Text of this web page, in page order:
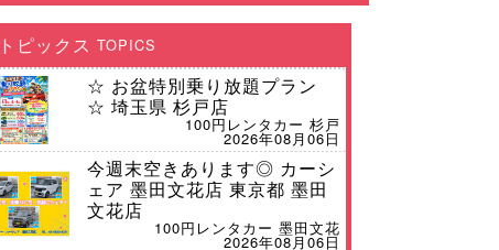
トピックス TOPICS
☆ お盆特別乗り放題プラン
☆ 埼玉県 杉戸店
100円レンタカー 杉戸
2026年08月06日
今週末空きあります◎ カーシ
ェア 墨田文花店 東京都 墨田
文花店
100円レンタカー 墨田文花
2026年08月06日